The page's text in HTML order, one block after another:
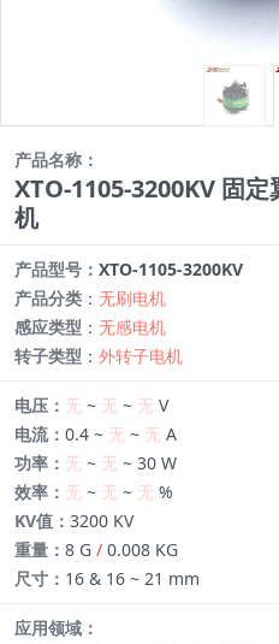
产品名称：
XTO-1105-3200KV 固
机
产品型号： XTO-1105-3200KV
产品分类 ： 无刷电机
感应类型 ： 无感电机
转子类型 ： 外转子电机
电压： 无 ~ 无 ~ 无 V
电流： 0.4 ~ 无 ~ 无 A
功率： 无 ~ 无 ~ 30 W
效率： 无 ~ 无 ~ 无 %
KV值： 3200 KV
重量： 8 G / 0.008 KG
尺寸： 16 & 16 ~ 21 mm
应用领域：